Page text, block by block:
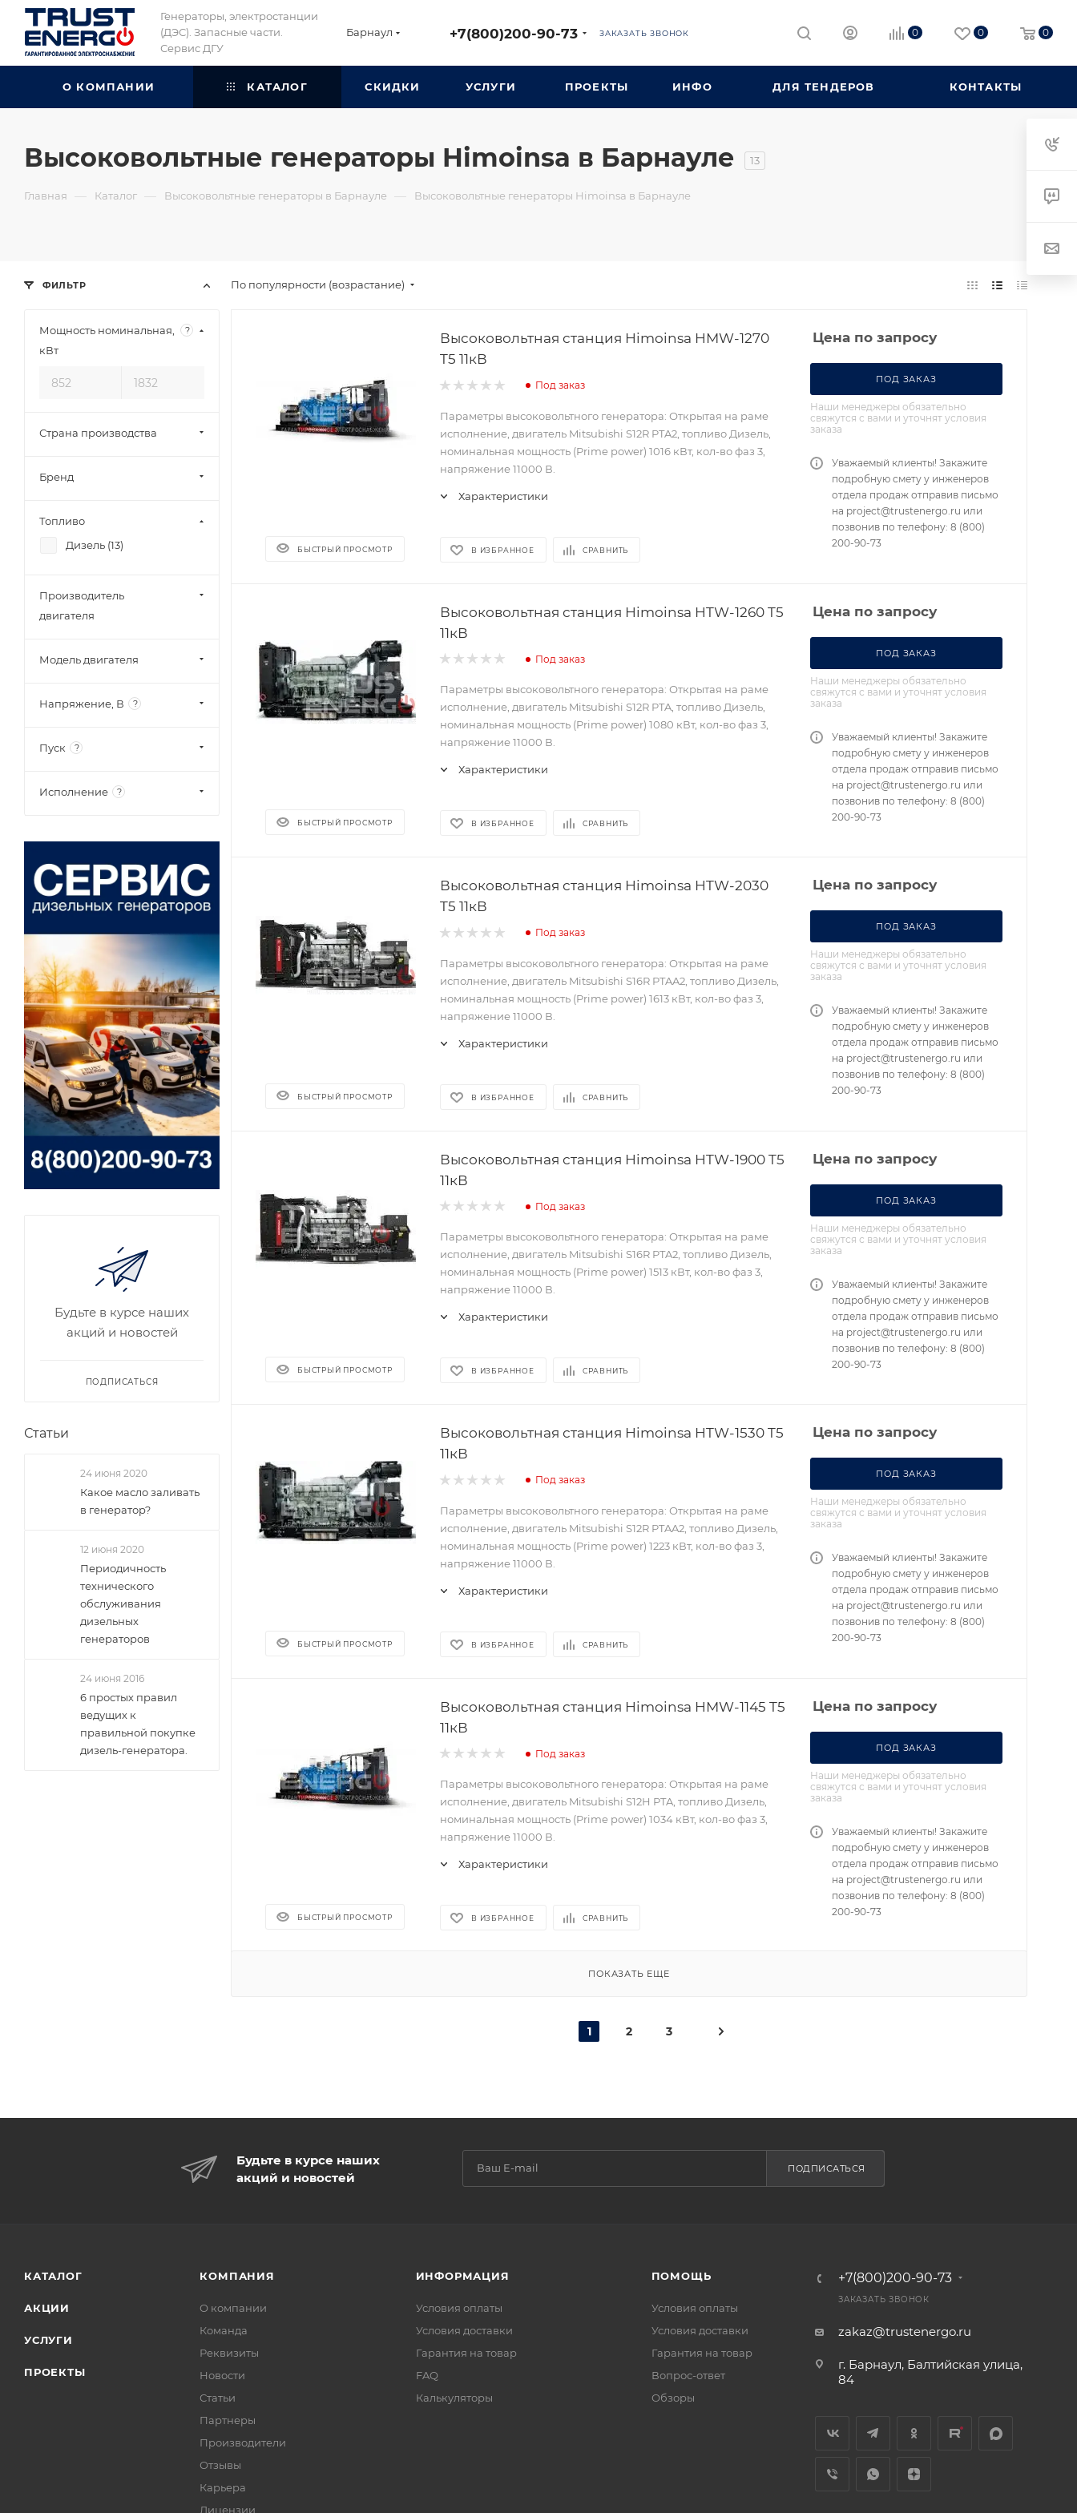
Генераторы, электростанции
(ДЭС). Запасные части.
Сервис ДГУ
Барнаул +7(800)200-90-73 ЗАКАЗАТЬ ЗВОНОК 0 0 0
О КОМПАНИИ КАТАЛОГ СКИДКИ УСЛУГИ ПРОЕКТЫ ИНФО ДЛЯ ТЕНДЕРОВ КОНТАКТЫ
Высоковольтные генераторы Himoinsa в Барнауле 13
Главная — Каталог — Высоковольтные генераторы в Барнауле — Высоковольтные генераторы Himoinsa в Барнауле
По популярности (возрастание)
БЫСТРЫЙ ПРОСМОТР
Высоковольтная станция Himoinsa HMW-1270
T5 11кВ
Под заказ
Параметры высоковольтного генератора: Открытая на раме
исполнение, двигатель Mitsubishi S12R PTA2, топливо Дизель,
номинальная мощность (Prime power) 1016 кВт, кол-во фаз 3,
напряжение 11000 В.
Характеристики
В ИЗБРАННОЕ СРАВНИТЬ
Цена по запросу
ПОД ЗАКАЗ
Наши менеджеры обязательно
свяжутся с вами и уточнят условия
заказа
Уважаемый клиенты! Закажите
подробную смету у инженеров
отдела продаж отправив письмо
на project@trustenergo.ru или
позвонив по телефону: 8 (800)
200-90-73
БЫСТРЫЙ ПРОСМОТР
Высоковольтная станция Himoinsa HTW-1260 T5
11кВ
Под заказ
Параметры высоковольтного генератора: Открытая на раме
исполнение, двигатель Mitsubishi S12R PTA, топливо Дизель,
номинальная мощность (Prime power) 1080 кВт, кол-во фаз 3,
напряжение 11000 В.
Характеристики
В ИЗБРАННОЕ СРАВНИТЬ
Цена по запросу
ПОД ЗАКАЗ
Наши менеджеры обязательно
свяжутся с вами и уточнят условия
заказа
Уважаемый клиенты! Закажите
подробную смету у инженеров
отдела продаж отправив письмо
на project@trustenergo.ru или
позвонив по телефону: 8 (800)
200-90-73
БЫСТРЫЙ ПРОСМОТР
Высоковольтная станция Himoinsa HTW-2030
T5 11кВ
Под заказ
Параметры высоковольтного генератора: Открытая на раме
исполнение, двигатель Mitsubishi S16R PTAA2, топливо Дизель,
номинальная мощность (Prime power) 1613 кВт, кол-во фаз 3,
напряжение 11000 В.
Характеристики
В ИЗБРАННОЕ СРАВНИТЬ
Цена по запросу
ПОД ЗАКАЗ
Наши менеджеры обязательно
свяжутся с вами и уточнят условия
заказа
Уважаемый клиенты! Закажите
подробную смету у инженеров
отдела продаж отправив письмо
на project@trustenergo.ru или
позвонив по телефону: 8 (800)
200-90-73
БЫСТРЫЙ ПРОСМОТР
Высоковольтная станция Himoinsa HTW-1900 T5
11кВ
Под заказ
Параметры высоковольтного генератора: Открытая на раме
исполнение, двигатель Mitsubishi S16R PTA2, топливо Дизель,
номинальная мощность (Prime power) 1513 кВт, кол-во фаз 3,
напряжение 11000 В.
Характеристики
В ИЗБРАННОЕ СРАВНИТЬ
Цена по запросу
ПОД ЗАКАЗ
Наши менеджеры обязательно
свяжутся с вами и уточнят условия
заказа
Уважаемый клиенты! Закажите
подробную смету у инженеров
отдела продаж отправив письмо
на project@trustenergo.ru или
позвонив по телефону: 8 (800)
200-90-73
БЫСТРЫЙ ПРОСМОТР
Высоковольтная станция Himoinsa HTW-1530 T5
11кВ
Под заказ
Параметры высоковольтного генератора: Открытая на раме
исполнение, двигатель Mitsubishi S12R PTAA2, топливо Дизель,
номинальная мощность (Prime power) 1223 кВт, кол-во фаз 3,
напряжение 11000 В.
Характеристики
В ИЗБРАННОЕ СРАВНИТЬ
Цена по запросу
ПОД ЗАКАЗ
Наши менеджеры обязательно
свяжутся с вами и уточнят условия
заказа
Уважаемый клиенты! Закажите
подробную смету у инженеров
отдела продаж отправив письмо
на project@trustenergo.ru или
позвонив по телефону: 8 (800)
200-90-73
БЫСТРЫЙ ПРОСМОТР
Высоковольтная станция Himoinsa HMW-1145 T5
11кВ
Под заказ
Параметры высоковольтного генератора: Открытая на раме
исполнение, двигатель Mitsubishi S12H PTA, топливо Дизель,
номинальная мощность (Prime power) 1034 кВт, кол-во фаз 3,
напряжение 11000 В.
Характеристики
В ИЗБРАННОЕ СРАВНИТЬ
Цена по запросу
ПОД ЗАКАЗ
Наши менеджеры обязательно
свяжутся с вами и уточнят условия
заказа
Уважаемый клиенты! Закажите
подробную смету у инженеров
отдела продаж отправив письмо
на project@trustenergo.ru или
позвонив по телефону: 8 (800)
200-90-73
ПОКАЗАТЬ ЕЩЕ
1 2 3
ФИЛЬТР
Мощность номинальная,
кВт
?
Страна производства
Бренд
Топливо
Дизель (13)
Производитель
двигателя
Модель двигателя
Напряжение, В ?
Пуск ?
Исполнение ?
Будьте в курсе наших
акций и новостей
ПОДПИСАТЬСЯ
Статьи
24 июня 2020
Какое масло заливать
в генератор?
12 июня 2020
Периодичность
технического
обслуживания
дизельных
генераторов
24 июня 2016
6 простых правил
ведущих к
правильной покупке
дизель-генератора.
Будьте в курсе наших
акций и новостей
ПОДПИСАТЬСЯ
КАТАЛОГ
АКЦИИ
УСЛУГИ
ПРОЕКТЫ
КОМПАНИЯ
О компании
Команда
Реквизиты
Новости
Статьи
Партнеры
Производители
Отзывы
Карьера
Лицензии
ИНФОРМАЦИЯ
Условия оплаты
Условия доставки
Гарантия на товар
FAQ
Калькуляторы
ПОМОЩЬ
Условия оплаты
Условия доставки
Гарантия на товар
Вопрос-ответ
Обзоры
+7(800)200-90-73
ЗАКАЗАТЬ ЗВОНОК
zakaz@trustenergo.ru
г. Барнаул, Балтийская улица,
84